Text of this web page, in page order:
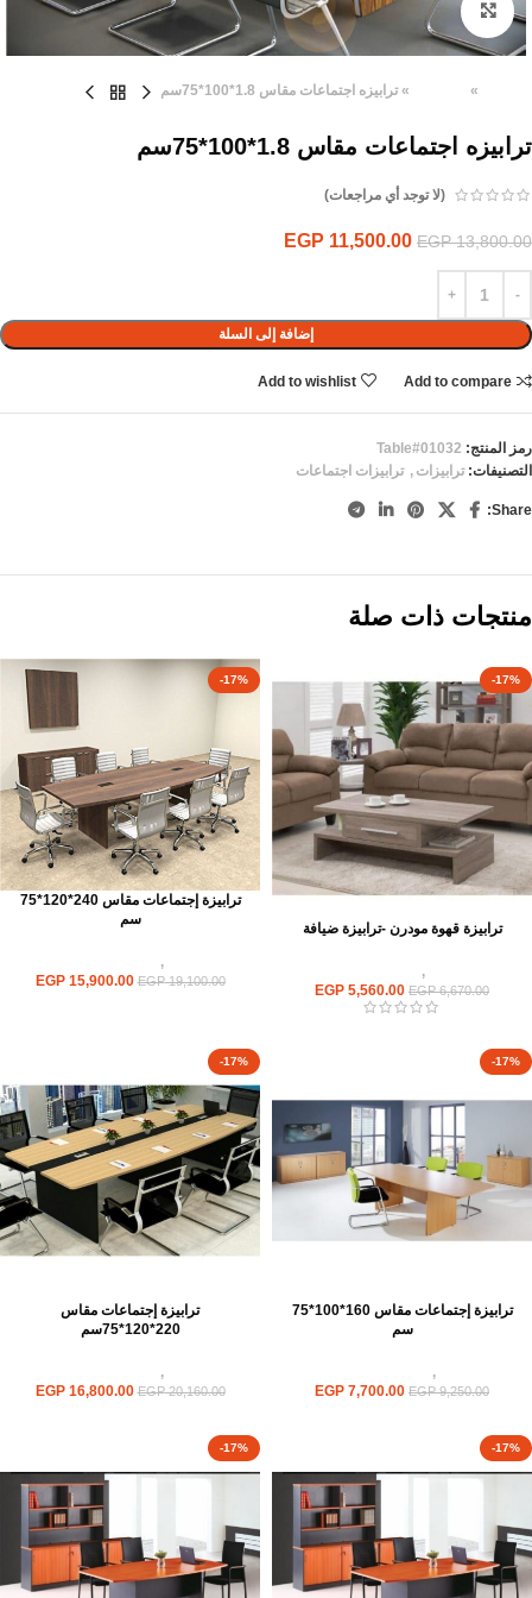
Click to enlarge
»
»ترابيزه اجتماعات مقاس 1.8*100*75سم
ترابيزه اجتماعات مقاس 1.8*100*75سم
(لا توجد أي مراجعات)
EGP13,800.00
EGP 11,500.00
إضافة إلى السلة
Add to compare
Add to wishlist
رمز المنتج: Table#01032
التصنيفات: ترابيزات , ترابيزات اجتماعات
Share:
منتجات ذات صلة
-17%
ترابيزة قهوة مودرن -ترابيزة ضيافة
,
EGP6,670.00
EGP 5,560.00
-17%
ترابيزة إجتماعات مقاس 240*120*75
سم
ترابيزات,
EGP19,100.00
EGP15,900.00
-17%
ترابيزة إجتماعات مقاس 160*100*75
سم
ترابيزات,
EGP9,250.00
EGP 7,700.00
-17%
ترابيزة إجتماعات مقاس
220*120*75سم
ترابيزات,
EGP20,160.00
EGP16,800.00
-17%
-17%